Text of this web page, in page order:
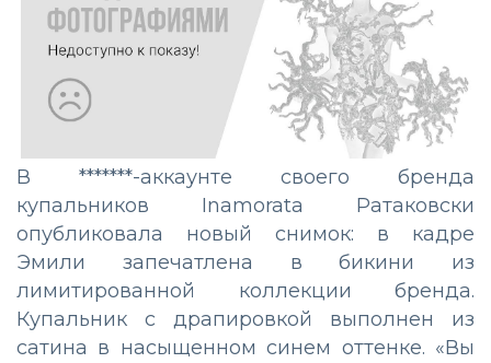
В *******-аккаунте своего бренда
купальников Inamorata Ратаковски
опубликовала новый снимок: в кадре
Эмили запечатлена в бикини из
лимитированной коллекции бренда.
Купальник с драпировкой выполнен из
сатина в насыщенном синем оттенке. «Вы